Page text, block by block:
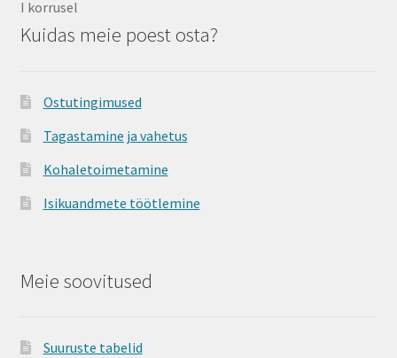
I korrusel
Kuidas meie poest osta?
Ostutingimused
Tagastamine ja vahetus
Kohaletoimetamine
Isikuandmete töötlemine
Meie soovitused
Suuruste tabelid